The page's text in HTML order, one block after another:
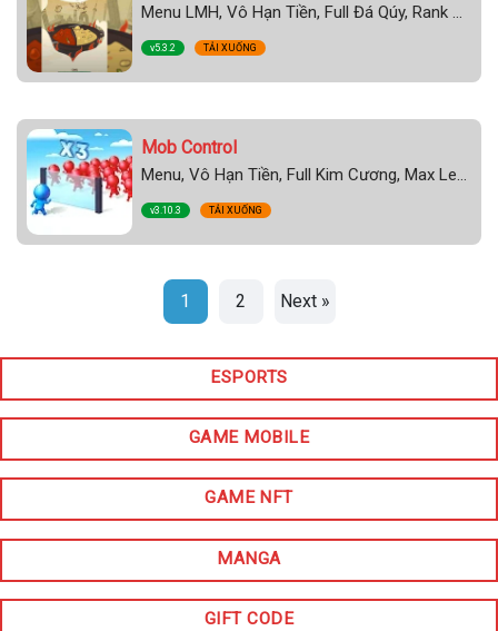
Menu LMH, Vô Hạn Tiền, Full Đá Qúy, Rank Cao
v5.3.2 TẢI XUỐNG
Mob Control
Menu, Vô Hạn Tiền, Full Kim Cương, Max Level, Phần Thưởng
v3.10.3 TẢI XUỐNG
1 2 Next »
ESPORTS
GAME MOBILE
GAME NFT
MANGA
GIFT CODE